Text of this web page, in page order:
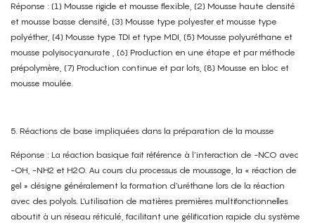
Réponse : (1) Mousse rigide et mousse flexible, (2) Mousse haute densité
et mousse basse densité, (3) Mousse type polyester et mousse type
polyéther, (4) Mousse type TDI et type MDI, (5) Mousse polyuréthane et
mousse polyisocyanurate , (6) Production en une étape et par méthode
prépolymère, (7) Production continue et par lots, (8) Mousse en bloc et
mousse moulée.
5. Réactions de base impliquées dans la préparation de la mousse
Réponse : La réaction basique fait référence à l’interaction de -NCO avec
-OH, -NH2 et H2O. Au cours du processus de moussage, la « réaction de
gel » désigne généralement la formation d'uréthane lors de la réaction
avec des polyols. L'utilisation de matières premières multifonctionnelles
aboutit à un réseau réticulé, facilitant une gélification rapide du système